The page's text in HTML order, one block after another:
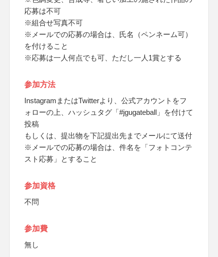
応募は不可
※組合せ写真不可
※メールでの応募の場合は、氏名（ペンネーム可）
を付けること
※応募は一人何点でも可、ただし一人1賞とする
参加方法
InstagramまたはTwitterより、公式アカウントをフ
ォローの上、ハッシュタグ「#jgugateball」を付けて
投稿
もしくは、提出物を下記提出先までメールにて送付
※メールでの応募の場合は、件名を「フォトコンテ
スト応募」とすること
参加資格
不問
参加費
無し